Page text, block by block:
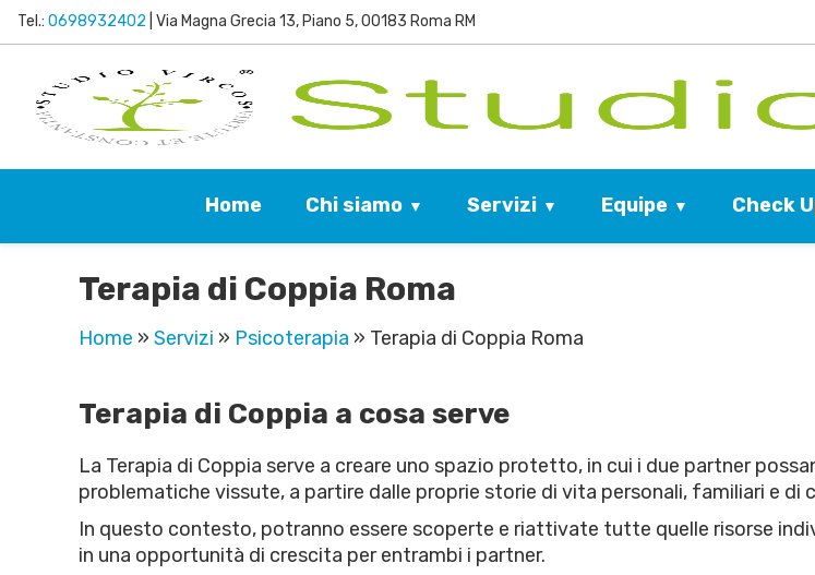
Tel.: 0698932402 | Via Magna Grecia 13, Piano 5, 00183 Roma RM
Home Chi siamo Servizi Equipe Check
Terapia di Coppia Roma
Home » Servizi » Psicoterapia » Terapia di Coppia Roma
Terapia di Coppia a cosa serve
La Terapia di Coppia serve a creare uno spazio protetto, in cui i due partner
problematiche vissute, a partire dalle proprie storie di vita personali, familiari e di
In questo contesto, potranno essere scoperte e riattivate tutte quelle risorse
in una opportunità di crescita per entrambi i partner.